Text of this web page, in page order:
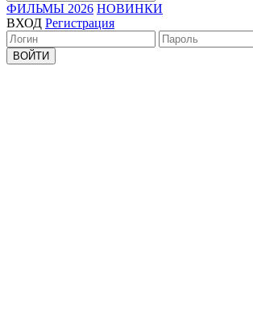
ФИЛЬМЫ 2026 НОВИНКИ
ВХОД Регистрация